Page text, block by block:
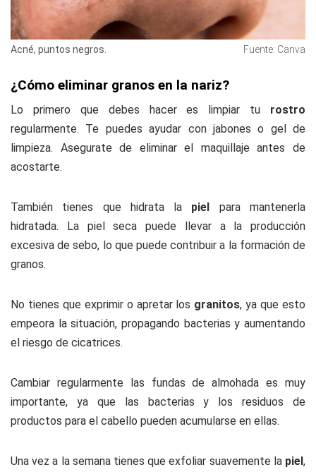
Acné, puntos negros. Fuente: Canva
¿Cómo eliminar granos en la nariz?
Lo primero que debes hacer es limpiar tu rostro
regularmente. Te puedes ayudar con jabones o gel de
limpieza. Asegurate de eliminar el maquillaje antes de
acostarte.
También tienes que hidrata la piel para mantenerla
hidratada. La piel seca puede llevar a la producción
excesiva de sebo, lo que puede contribuir a la formación de
granos.
No tienes que exprimir o apretar los granitos, ya que esto
empeora la situación, propagando bacterias y aumentando
el riesgo de cicatrices.
Cambiar regularmente las fundas de almohada es muy
importante, ya que las bacterias y los residuos de
productos para el cabello pueden acumularse en ellas.
Una vez a la semana tienes que exfoliar suavemente la piel,